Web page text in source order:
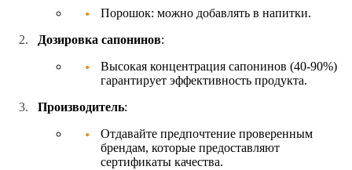
Порошок: можно добавлять в напитки.
Дозировка сапонинов:
Высокая концентрация сапонинов (40-90%)
гарантирует эффективность продукта.
Производитель:
Отдавайте предпочтение проверенным
брендам, которые предоставляют
сертификаты качества.